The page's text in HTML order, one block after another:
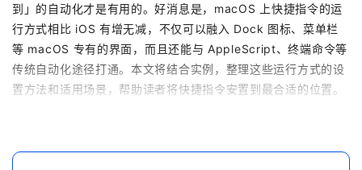
到」的自动化才是有用的。好消息是，macOS 上快捷指令的运
行方式相比 iOS 有增无减，不仅可以融入 Dock 图标、菜单栏
等 macOS 专有的界面，而且还能与 AppleScript、终端命令等
传统自动化途径打通。本文将结合实例，整理这些运行方式的设
置方法和适用场景，帮助读者将快捷指令安置到最合适的位置。